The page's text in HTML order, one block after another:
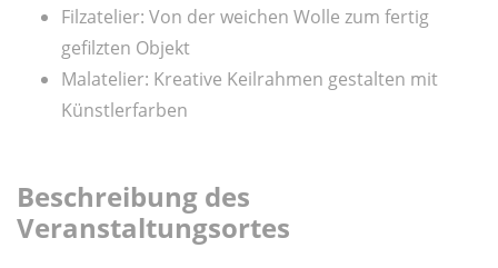
Filzatelier: Von der weichen Wolle zum fertig
gefilzten Objekt
Malatelier: Kreative Keilrahmen gestalten mit
Künstlerfarben
Beschreibung des
Veranstaltungsortes